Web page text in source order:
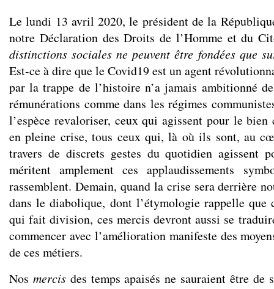
Le lundi 13 avril 2020, le président de la
notre Déclaration des Droits de l’Homme et du
distinctions sociales ne peuvent être fondées que
Est-ce à dire que le Covid19 est un agent
par la trappe de l’histoire n’a jamais ambitionné
rémunérations comme dans les régimes
l’espèce revaloriser, ceux qui agissent pour le bien
en pleine crise, tous ceux qui, là où ils sont, au
travers de discrets gestes du quotidien agissent
méritent amplement ces applaudissements
rassemblent. Demain, quand la crise sera derrière
dans le diabolique, dont l’étymologie rappelle que
qui fait division, ces mercis devront aussi se
commencer avec l’amélioration manifeste des
de ces métiers.
Nos mercisdes temps apaisés ne sauraient être de